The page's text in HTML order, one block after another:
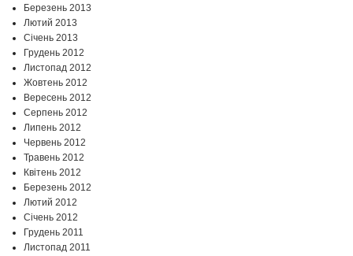
Березень 2013
Лютий 2013
Січень 2013
Грудень 2012
Листопад 2012
Жовтень 2012
Вересень 2012
Серпень 2012
Липень 2012
Червень 2012
Травень 2012
Квітень 2012
Березень 2012
Лютий 2012
Січень 2012
Грудень 2011
Листопад 2011